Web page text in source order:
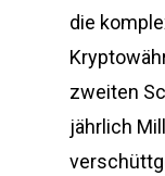
die
zweiten
jährlich